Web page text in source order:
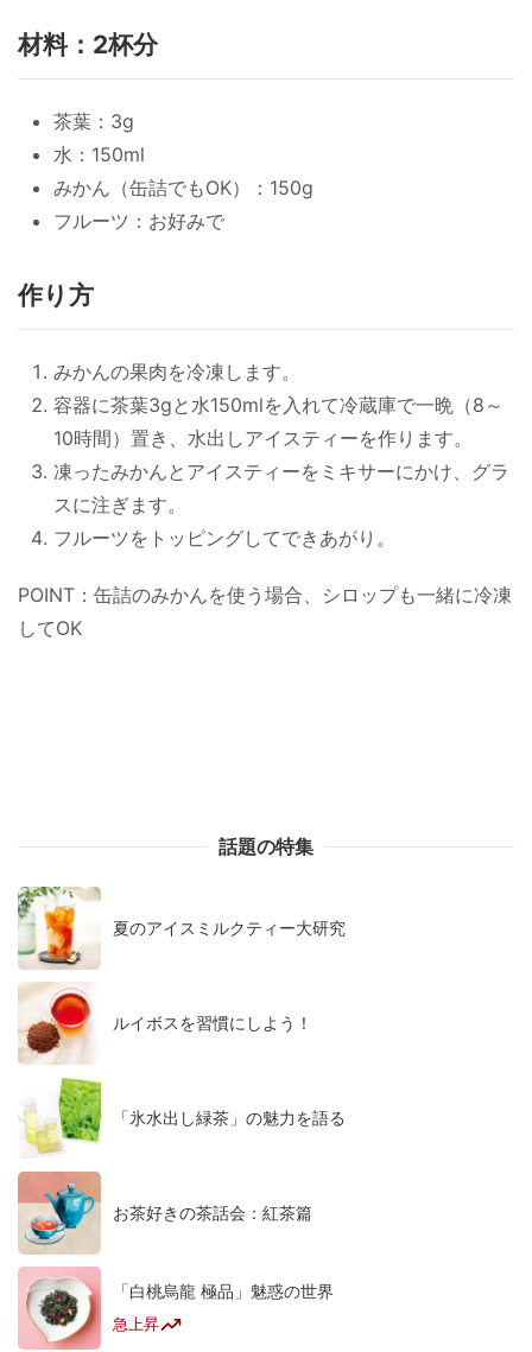
材料：2杯分
茶葉：3g
水：150ml
みかん（缶詰でもOK）：150g
フルーツ：お好みで
作り方
みかんの果肉を冷凍します。
容器に茶葉3gと水150mlを入れて冷蔵庫で一晩（8～
10時間）置き、水出しアイスティーを作ります。
凍ったみかんとアイスティーをミキサーにかけ、グラ
スに注ぎます。
フルーツをトッピングしてできあがり。
POINT：缶詰のみかんを使う場合、シロップも一緒に冷凍
してOK
話題の特集
夏のアイスミルクティー大研究
ルイボスを習慣にしよう！
「氷水出し緑茶」の魅力を語る
お茶好きの茶話会：紅茶篇
「白桃烏龍 極品」魅惑の世界
急上昇